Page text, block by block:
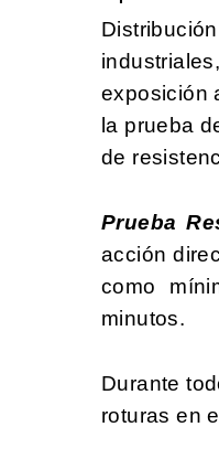
exposición
la prueba
de
Prueba
acción
como
minutos.
Durante
roturas en